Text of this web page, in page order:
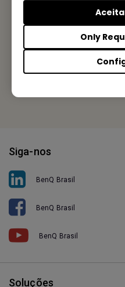
Only
Rua Haddock Lobo, 585 - 7°
PAULO SP 01414-000,
Tel: +55 11 2787-0255
Siga-nos
BenQ Brasil
BenQ Brasil
BenQ Brasil
Soluções